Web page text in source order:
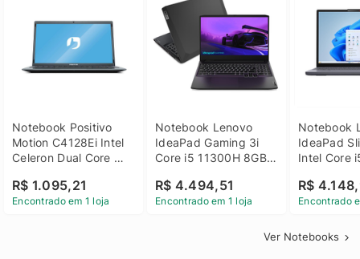
Notebook Positivo
Motion C4128Ei Intel
Celeron Dual Core
Linux 14 - 3002181
R$ 1.095,21
Encontrado em 1 loja
Notebook Lenovo
IdeaPad Gaming 3i
Core i5 11300H 8GB
GTX 1650 4GB 15.6
FHD Linux - Preto
R$ 4.494,51
Encontrado em 1 loja
Notebook
IdeaPad
Intel Core
SSD Win
R$
Encontrado
Ver Notebooks